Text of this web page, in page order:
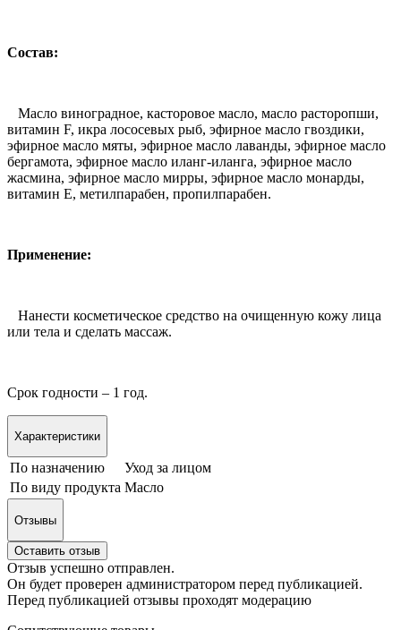
Состав:
Масло виноградное, касторовое масло, масло расторопши,
витамин F, икра лососевых рыб, эфирное масло гвоздики,
эфирное масло мяты, эфирное масло лаванды, эфирное масло
бергамота, эфирное масло иланг-иланга, эфирное масло
жасмина, эфирное масло мирры, эфирное масло монарды,
витамин Е, метилпарабен, пропилпарабен.
Применение:
Нанести косметическое средство на очищенную кожу лица
или тела и сделать массаж.
Срок годности – 1 год.
Характеристики
По назначению
Уход за лицом
По виду продукта Масло
Отзывы
Оставить отзыв
Отзыв успешно отправлен.
Он будет проверен администратором перед публикацией.
Перед публикацией отзывы проходят модерацию